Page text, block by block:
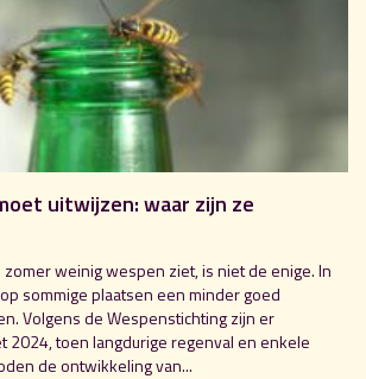
uitwijzen: waar zijn ze
weinig wespen ziet, is niet de enige. In
sommige plaatsen een minder goed
Volgens de Wespenstichting zijn er
2024, toen langdurige regenval en enkele
de ontwikkeling van...